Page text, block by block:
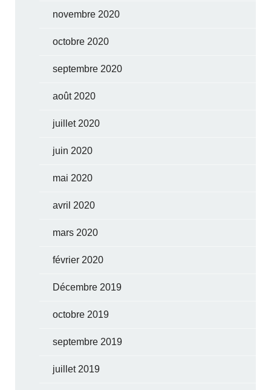
novembre 2020
octobre 2020
septembre 2020
août 2020
juillet 2020
juin 2020
mai 2020
avril 2020
mars 2020
février 2020
Décembre 2019
octobre 2019
septembre 2019
juillet 2019